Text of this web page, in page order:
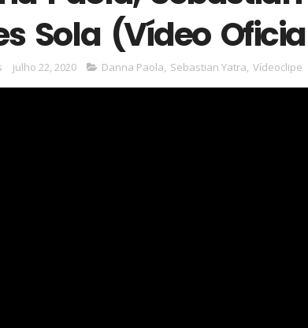
Sola (Vídeo
julho 22, 2020 Danna Paola, Sebastian Yatra, Vídeoclipe